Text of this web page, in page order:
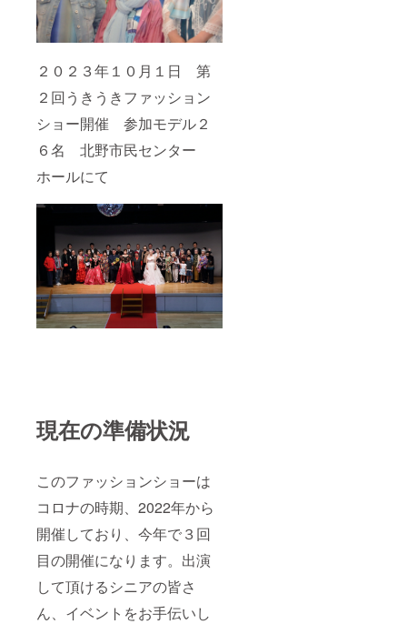
２０２３年１０月１日 第
２回うきうきファッション
ショー開催 参加モデル２
６名 北野市民センター
ホールにて
現在の準備状況
このファッションショーは
コロナの時期、2022年から
開催しており、今年で３回
目の開催になります。出演
して頂けるシニアの皆さ
ん、イベントをお手伝いし